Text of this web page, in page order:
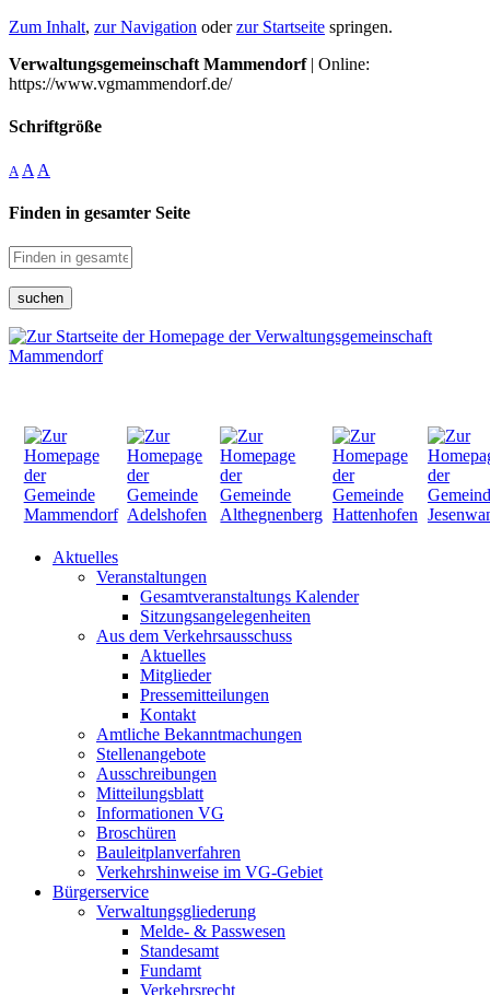
Zum Inhalt, zur Navigation oderzur Startseite springen.
Verwaltungsgemeinschaft Mammendorf| Online:
https://www.vgmammendorf.de/
Schriftgröße
A A A
Finden in gesamter Seite
suchen
Aktuelles
Veranstaltungen
Gesamtveranstaltungs Kalender
Sitzungsangelegenheiten
Aus dem Verkehrsausschuss
Aktuelles
Mitglieder
Pressemitteilungen
Kontakt
Amtliche Bekanntmachungen
Stellenangebote
Ausschreibungen
Mitteilungsblatt
Informationen VG
Broschüren
Bauleitplanverfahren
Verkehrshinweise im VG-Gebiet
Bürgerservice
Verwaltungsgliederung
Melde- & Passwesen
Standesamt
Fundamt
Verkehrsrecht